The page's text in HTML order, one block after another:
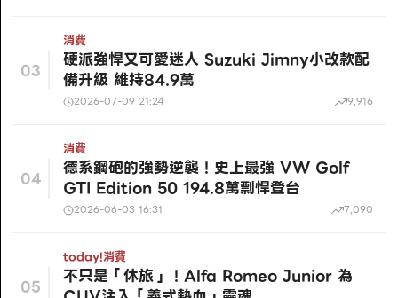
03
消費
硬派強悍又可愛迷人 Suzuki Jimny小改款配
備升級 維持84.9萬
2026-07-09 21:24 9,916
04
消費
德系鋼砲的強勢逆襲！史上最強 VW Golf
GTI Edition 50 194.8萬剽悍登台
2026-06-03 16:31 7,090
05
today!消費
不只是「休旅」！Alfa Romeo Junior 為